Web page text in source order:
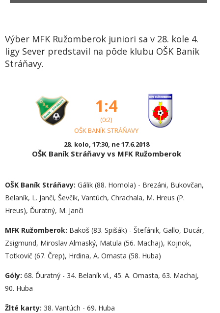
Výber MFK Ružomberok juniori sa v 28. kole 4.
ligy Sever predstavil na pôde klubu OŠK Baník
Stráňavy.
1:4
(0:2)
OŠK BANÍK STRÁŇAVY
28. kolo, 17:30, ne 17.6.2018
OŠK Baník Stráňavy vs MFK Ružomberok
OŠK Baník Stráňavy: Gálik (88. Homola) - Brezáni, Bukovčan,
Belaník, L. Janči, Ševčík, Vantúch, Chrachala, M. Hreus (P.
Hreus), Ďuratný, M. Janči
MFK Ružomberok: Bakoš (83. Spišák) - Štefánik, Gallo, Ducár,
Zsigmund, Miroslav Almaský, Matula (56. Machaj), Kojnok,
Totkovič (67. Črep), Hrdina, A. Omasta (58. Huba)
Góly: 68. Ďuratný - 34. Belaník vl., 45. A. Omasta, 63. Machaj,
90. Huba
Žlté karty: 38. Vantúch - 69. Huba